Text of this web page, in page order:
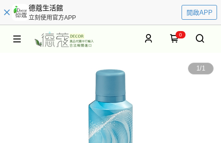
德蔻生活館
立刻使用官方APP
開啟APP
0
1/1